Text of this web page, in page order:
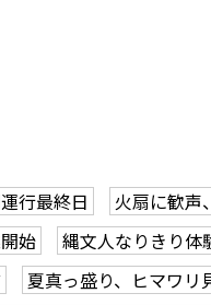
行最終日
火扇に歓声
始
縄文人なりきり体
夏真っ盛り、ヒマワリ